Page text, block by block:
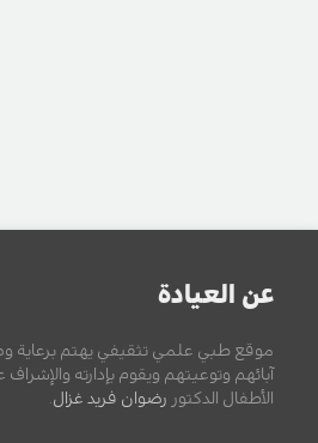
عن العيادة
موقع طبي علمي تثقيفي يهتم برعاية
آبائهم وتوعيتهم ويقوم بإدارته
الأطفال الدكتور رضوان فريد غزال